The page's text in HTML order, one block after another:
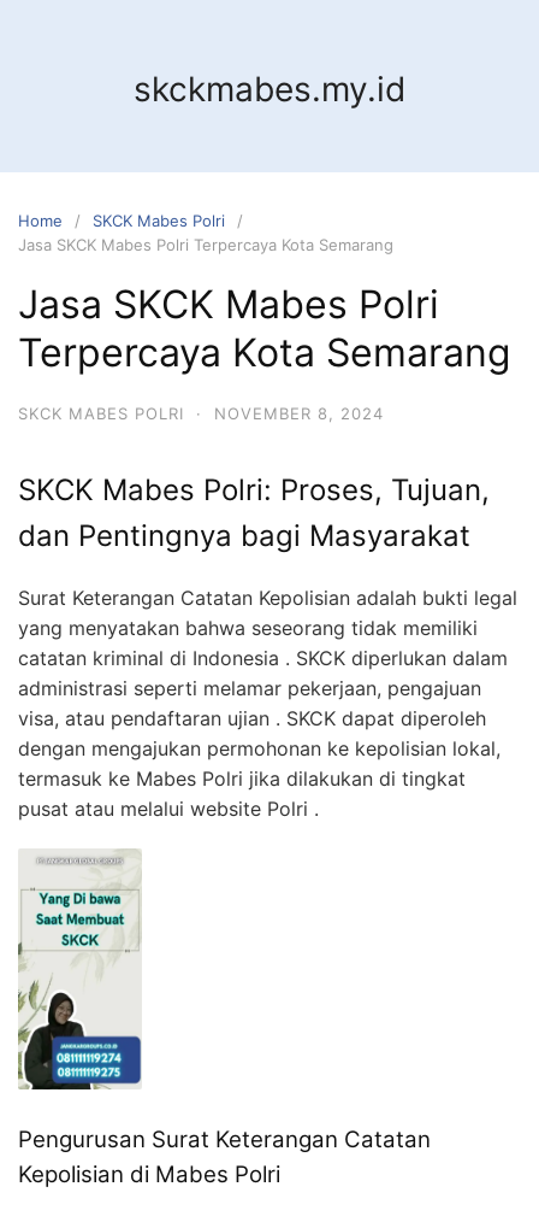
skckmabes.my.id
Home
SKCK Mabes Polri
Jasa SKCK Mabes Polri Terpercaya Kota Semarang
Jasa SKCK Mabes Polri
Terpercaya Kota Semarang
SKCK MABES POLRI · NOVEMBER 8, 2024
SKCK Mabes Polri: Proses, Tujuan,
dan Pentingnya bagi Masyarakat
Surat Keterangan Catatan Kepolisian adalah bukti legal
yang menyatakan bahwa seseorang tidak memiliki
catatan kriminal di Indonesia . SKCK diperlukan dalam
administrasi seperti melamar pekerjaan, pengajuan
visa, atau pendaftaran ujian . SKCK dapat diperoleh
dengan mengajukan permohonan ke kepolisian lokal,
termasuk ke Mabes Polri jika dilakukan di tingkat
pusat atau melalui website Polri .
Pengurusan Surat Keterangan Catatan
Kepolisian di Mabes Polri